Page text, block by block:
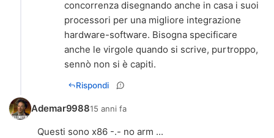
concorrenza disegnando anche in casa i suoi
processori per una migliore integrazione
hardware-software. Bisogna specificare
anche le virgole quando si scrive, purtroppo,
sennò non si è capiti.
Rispondi
Ademar998815 anni fa
Questi sono x86 -.- no arm ...